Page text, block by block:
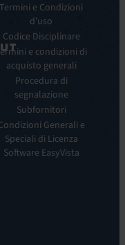
Termini e Condizioni
d’uso
Codice Disciplinare
e condizioni di
acquisto generali
Procedura di
segnalazione
Subfornitori
Generali e
Speciali di Licenza
Software EasyVista